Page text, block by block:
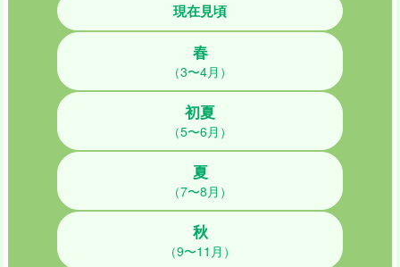
現在見頃
春
（3〜4月）
初夏
（5〜6月）
夏
（7〜8月）
秋
（9〜11月）